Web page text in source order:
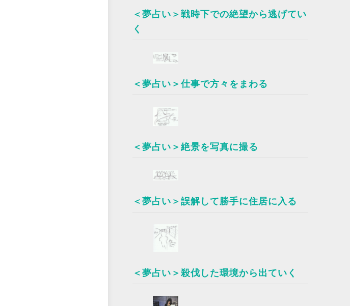
＜夢占い＞戦時下での絶望から逃げてい
く
＜夢占い＞仕事で方々をまわる
＜夢占い＞絶景を写真に撮る
＜夢占い＞誤解して勝手に住居に入る
＜夢占い＞殺伐した環境から出ていく